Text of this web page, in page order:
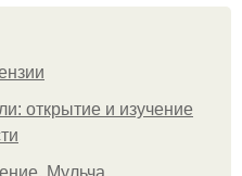
открытие и изучение
Мульча